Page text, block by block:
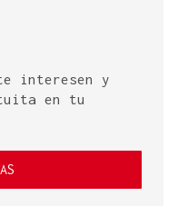
interesen y
en tu